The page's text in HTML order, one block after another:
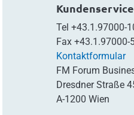
Kundenservice
Tel +43.1.97000-
Fax +43.1.97000-
Kontaktformular
FM Forum
Dresdner Straße
A-1200 Wien